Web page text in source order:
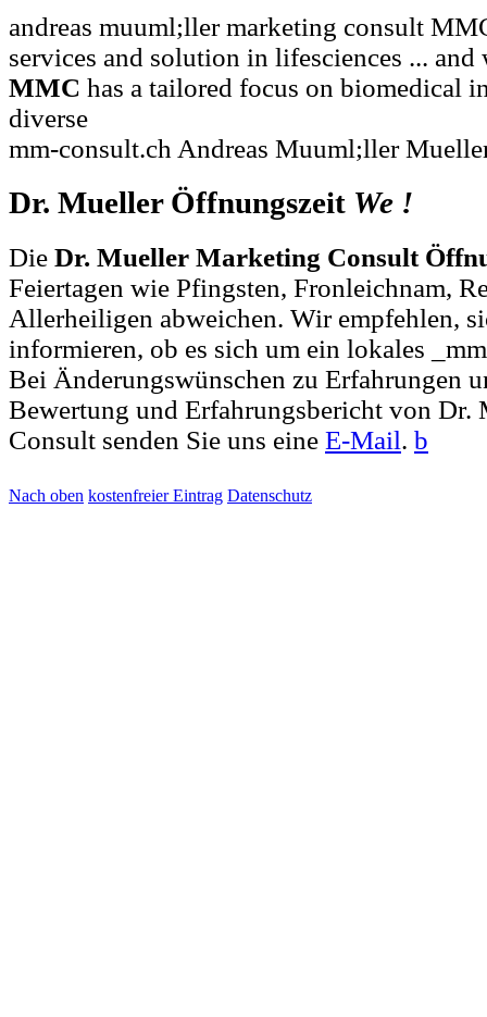
andreas muuml;ller marketing consult
services and solution in lifesciences ... and
MMC has a tailored focus on biomedical
diverse
mm-consult.ch Andreas Muuml;ller
Dr. Mueller Öffnungszeit We !
Die Dr. Mueller Marketing Consult
Feiertagen wie Pfingsten, Fronleichnam,
Allerheiligen abweichen. Wir empfehlen,
informieren, ob es sich um ein lokales
Bei Änderungswünschen zu Erfahrungen
Bewertung und Erfahrungsbericht von Dr.
Consult senden Sie uns eine E-Mail. b
Nach oben kostenfreier Eintrag Datenschutz